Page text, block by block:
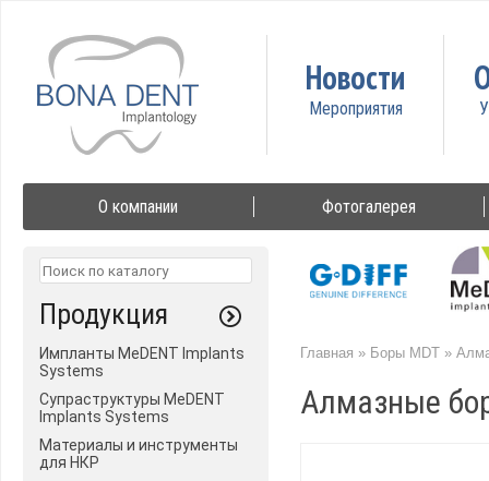
Новости
О компании Фотогалерея
Продукция
Импланты MeDENT Implants
Systems
Супраструктуры MeDENT
Implants Systems
Материалы и инструменты
для НКР
Главная » Боры MDT »
Алмазные